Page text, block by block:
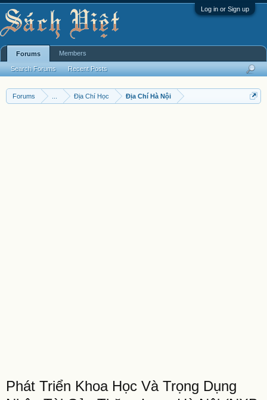
Log in or Sign up
Forums Địa Chí Học Địa Chí Hà Nội
Phát Triển Khoa Học Và Trọng Dụng
Forums
Search Forums Recent Posts
Members